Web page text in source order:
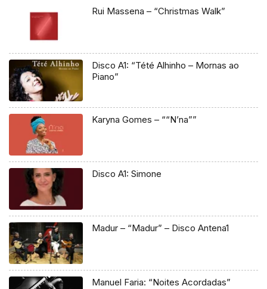
Rui Massena – “Christmas Walk”
Disco A1: “Tété Alhinho – Mornas ao
Piano”
Karyna Gomes – ““N’na””
Disco A1: Simone
Madur – “Madur” – Disco Antena1
Manuel Faria: “Noites Acordadas”